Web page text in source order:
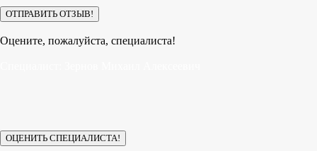
Оцените, пожалуйста, специалиста!